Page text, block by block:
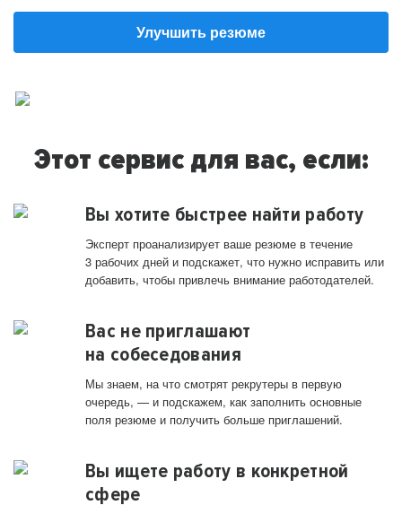
Улучшить резюме
Этот сервис для вас, если:
Вы хотите быстрее найти работу
Эксперт проанализирует ваше резюме в течение
3 рабочих дней и подскажет, что нужно исправить или
добавить, чтобы привлечь внимание работодателей.
Вас не приглашают
на собеседования
Мы знаем, на что смотрят рекрутеры в первую
очередь, — и подскажем, как заполнить основные
поля резюме и получить больше приглашений.
Вы ищете работу в конкретной
сфере